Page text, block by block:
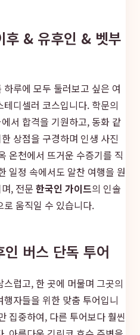
후 & 유후인 & 벳부
루에 모두 둘러보고 싶은 여
디셀러 코스입니다. 학문의
서 합격을 기원하고, 동화 같
상점을 구경하며 인생 사진
온천에서 뜨거운 수증기를 직
일정 속에서도 알찬 여행을 원
, 전문 한국인 가이드의 인솔
움직일 수 있습니다.
버스 단독 투어
럽고, 한 곳에 머물며 그곳의
자들을 위한 맞춤 투어입니
집중하여, 다른 투어보다 훨씬